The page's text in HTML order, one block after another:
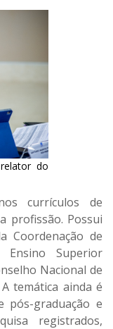
do
currículos de
profissão. Possui
Coordenação de
Ensino Superior
Nacional de
temática ainda é
pós-graduação e
registrados,